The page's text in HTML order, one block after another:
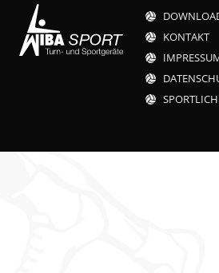
KONTAKT